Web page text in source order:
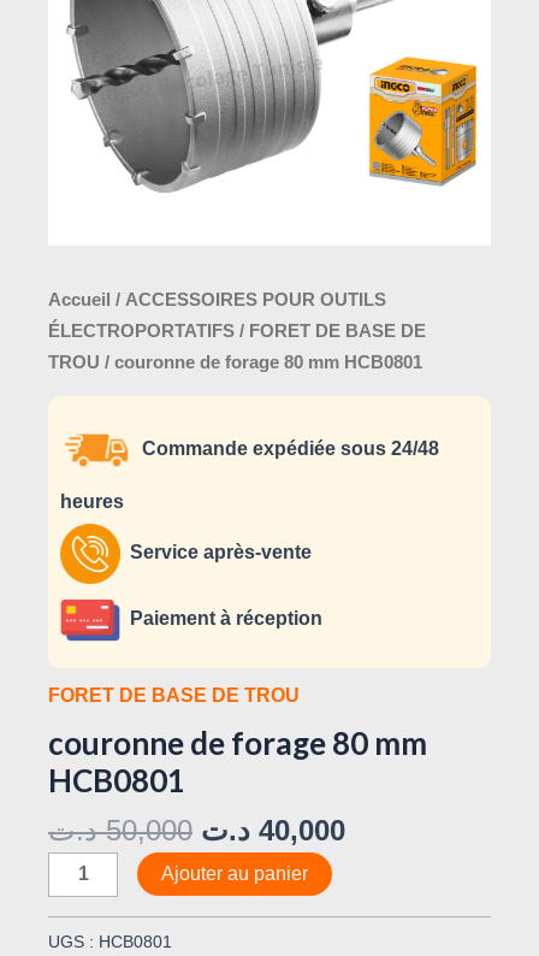
Accueil / ACCESSOIRES POUR OUTILS
ÉLECTROPORTATIFS / FORET DE BASE DE
TROU / couronne de forage 80 mm HCB0801
Commande expédiée sous 24/48
heures
Service après-vente
Paiement à réception
FORET DE BASE DE TROU
couronne de forage 80 mm
HCB0801
50,000 د.ت 40,000 د.ت
mm
HCB0801
Ajouter au panier
UGS : HCB0801